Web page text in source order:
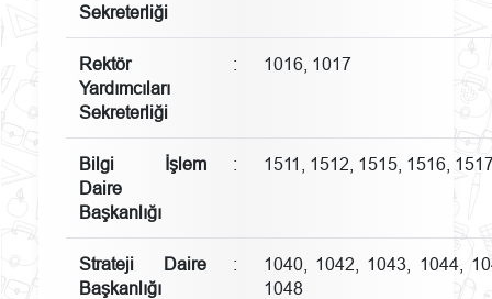
Sekreterliği
Rektör
Yardımcıları
Sekreterliği
: 1016, 1017
Bilgi İşlem
Daire
Başkanlığı
: 1511, 1512, 1515, 1516,
Strateji Daire
Başkanlığı
:
1040, 1042, 1043, 1044,
1048